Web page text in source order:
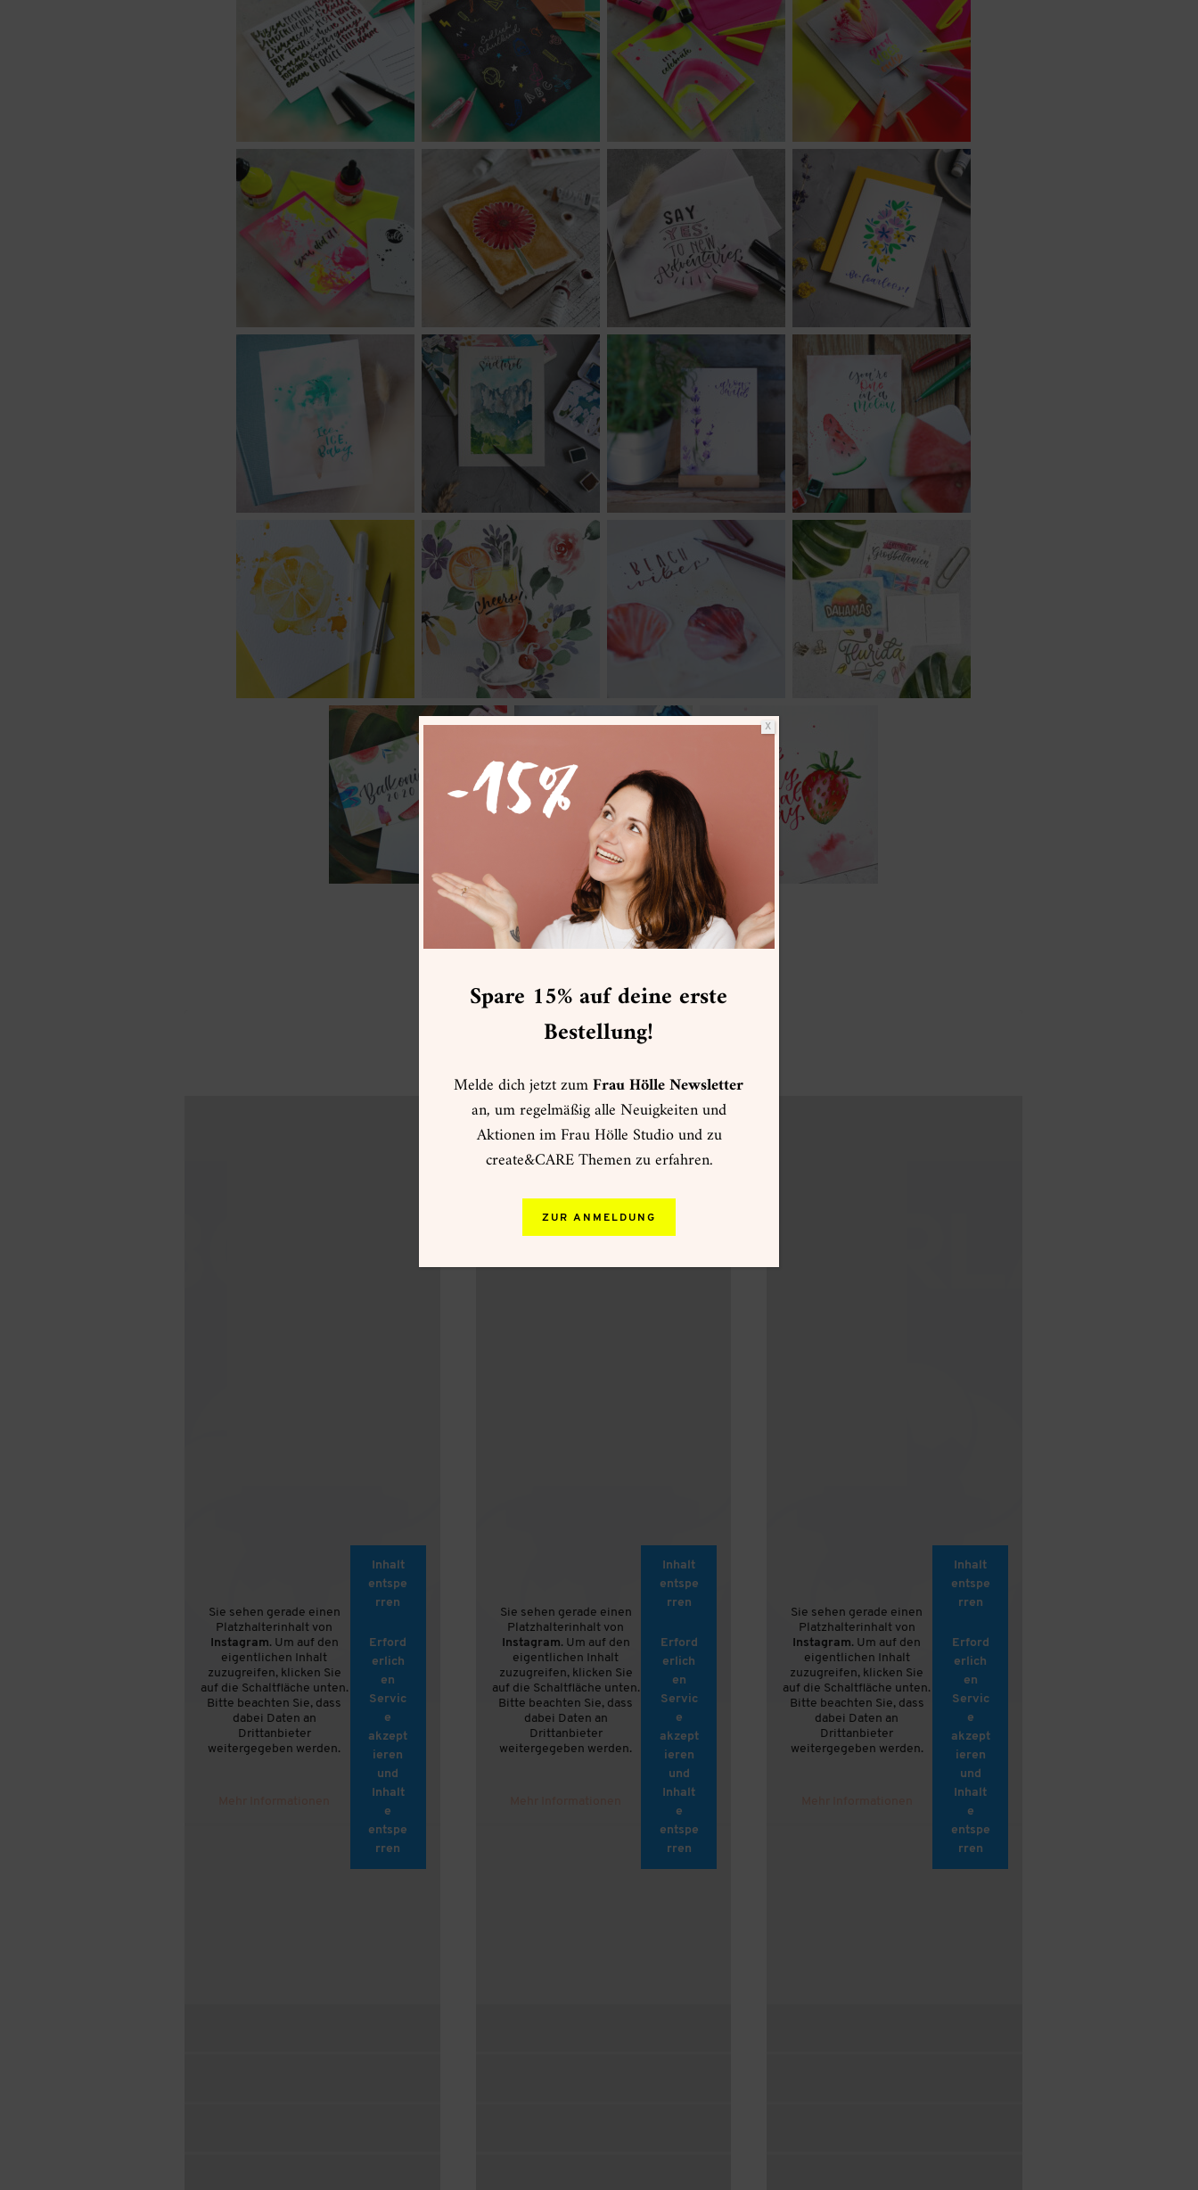
WEITERE GESTALTUNGSIDEEN
Sie sehen gerade einen
Platzhalterinhalt von
Instagram. Um auf den
eigentlichen Inhalt
zuzugreifen, klicken Sie
auf die Schaltfläche unten.
Bitte beachten Sie, dass
dabei Daten an
Drittanbieter
weitergegeben werden.
Inhalt
entspe
rren
Erford
erlich
en
Servic
e
akzept
ieren
und
Inhalt
e
entspe
rren
Sie sehen gerade einen
Platzhalterinhalt von
Instagram. Um auf den
eigentlichen Inhalt
zuzugreifen, klicken Sie
auf die Schaltfläche unten.
Bitte beachten Sie, dass
dabei Daten an
Drittanbieter
weitergegeben werden.
Inhalt
entspe
rren
Erford
erlich
en
Servic
e
akzept
ieren
und
Inhalt
e
entspe
rren
Sie sehen gerade einen
Platzhalterinhalt von
Instagram. Um auf den
eigentlichen Inhalt
zuzugreifen, klicken Sie
auf die Schaltfläche unten.
Bitte beachten Sie, dass
dabei Daten an
Drittanbieter
weitergegeben werden.
Inhalt
entspe
rren
Erford
erlich
en
Servic
e
akzept
ieren
und
Inhalt
e
entspe
rren
Spare 15% auf deine erste
Bestellung!
Melde dich jetzt zumFrau Hölle Newsletter
an, um regelmäßig alle Neuigkeiten und
Aktionen im Frau Hölle Studio und zu
create&CARE Themen zu erfahren.
ZUR ANMELDUNG
X